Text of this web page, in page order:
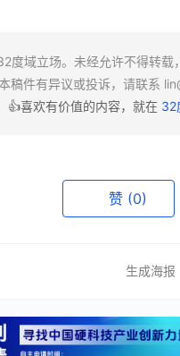
度域立场。未经允许不得转载
稿件有异议或投诉，请联系
👍喜欢有价值的内容，就在 32
赞 (0)
生成海报